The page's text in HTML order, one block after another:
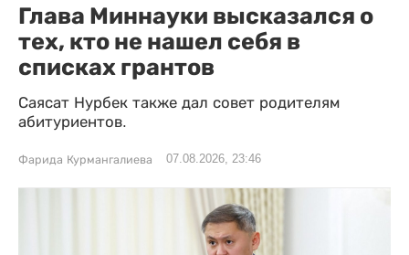
Глава Миннауки высказался о
тех, кто не нашел себя в
списках грантов
Саясат Нурбек также дал совет родителям
абитуриентов.
Фарида Курмангалиева 07.08.2026, 23:46